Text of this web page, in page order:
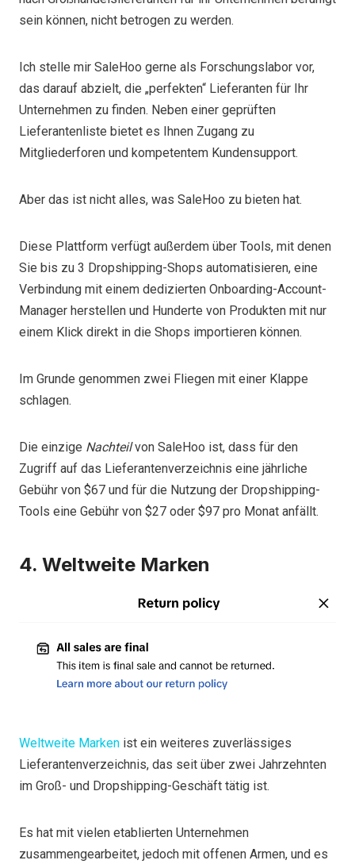
sein können, nicht betrogen zu werden.
Ich stelle mir SaleHoo gerne als Forschungslabor vor,
das darauf abzielt, die „perfekten“ Lieferanten für Ihr
Unternehmen zu finden. Neben einer geprüften
Lieferantenliste bietet es Ihnen Zugang zu
Mitgliederforen und kompetentem Kundensupport.
Aber das ist nicht alles, was SaleHoo zu bieten hat.
Diese Plattform verfügt außerdem über Tools, mit denen
Sie bis zu 3 Dropshipping-Shops automatisieren, eine
Verbindung mit einem dedizierten Onboarding-Account-
Manager herstellen und Hunderte von Produkten mit nur
einem Klick direkt in die Shops importieren können.
Im Grunde genommen zwei Fliegen mit einer Klappe
schlagen.
Die einzige Nachteilvon SaleHoo ist, dass für den
Zugriff auf das Lieferantenverzeichnis eine jährliche
Gebühr von $67 und für die Nutzung der Dropshipping-
Tools eine Gebühr von $27 oder $97 pro Monat anfällt.
4. Weltweite Marken
Weltweite Marken ist ein weiteres zuverlässiges
Lieferantenverzeichnis, das seit über zwei Jahrzehnten
im Groß- und Dropshipping-Geschäft tätig ist.
Es hat mit vielen etablierten Unternehmen
zusammengearbeitet, jedoch mit offenen Armen, und es